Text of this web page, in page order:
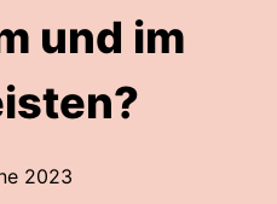
und im
2023